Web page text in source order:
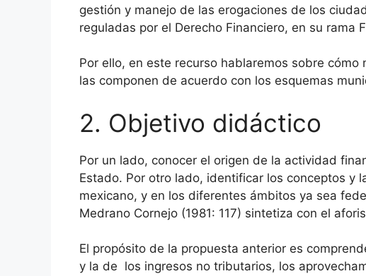
gestión y manejo de las erogaciones de los
reguladas por el Derecho Financiero, en su rama
Por ello, en este recurso hablaremos sobre
las componen de acuerdo con los esquemas
2. Objetivo didáctico
Por un lado, conocer el origen de la actividad
Estado. Por otro lado, identificar los conceptos y
mexicano, y en los diferentes ámbitos ya sea
Medrano Cornejo (1981: 117) sintetiza con el
El propósito de la propuesta anterior es
y la de los ingresos no tributarios, los